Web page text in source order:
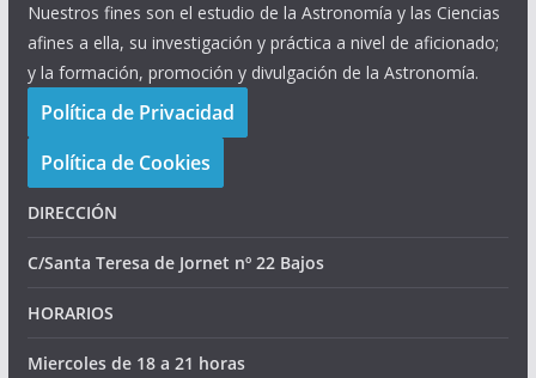
Nuestros fines son el estudio de la Astronomía y las Ciencias
afines a ella, su investigación y práctica a nivel de aficionado;
y la formación, promoción y divulgación de la Astronomía.
Política de Privacidad
Política de Cookies
DIRECCIÓN
C/Santa Teresa de Jornet nº 22 Bajos
HORARIOS
Miercoles de 18 a 21 horas